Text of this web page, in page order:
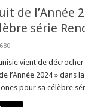
de l’Année
série
680
vient de décrocher
l’Année 2024 » dans
pour sa célèbre